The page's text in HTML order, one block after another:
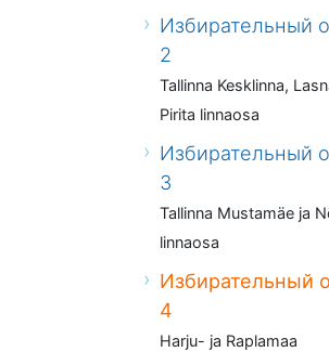
Избирательный
2
Tallinna Kesklinna,
Pirita linnaosa
Избирательный
3
Tallinna Mustamäe ja
linnaosa
Избирательный
4
Harju- ja Raplamaa